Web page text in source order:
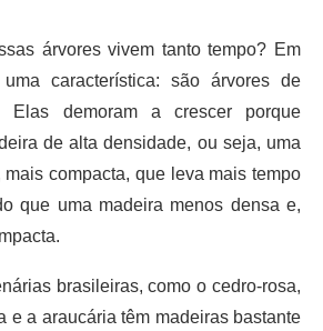
árvores vivem tanto tempo? Em
característica: são árvores de
Elas demoram a crescer porque
de alta densidade, ou seja, uma
compacta, que leva mais tempo
que uma madeira menos densa e,
brasileiras, como o cedro-rosa,
e a araucária têm madeiras bastante